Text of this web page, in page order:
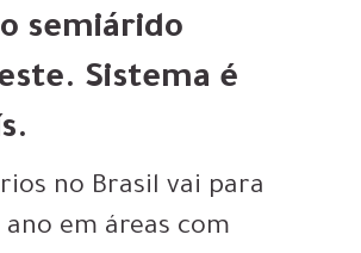
semiárido
Sistema é
no Brasil vai para
em áreas com